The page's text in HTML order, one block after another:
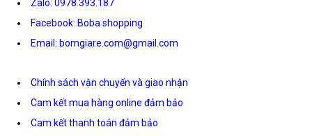
Zalo: 0978.393.187
Facebook: Boba shopping
Email: bomgiare.com@gmail.com
Chính sách vận chuyển và giao nhận
Cam kết mua hàng online đảm bảo
Cam kết thanh toán đảm bảo